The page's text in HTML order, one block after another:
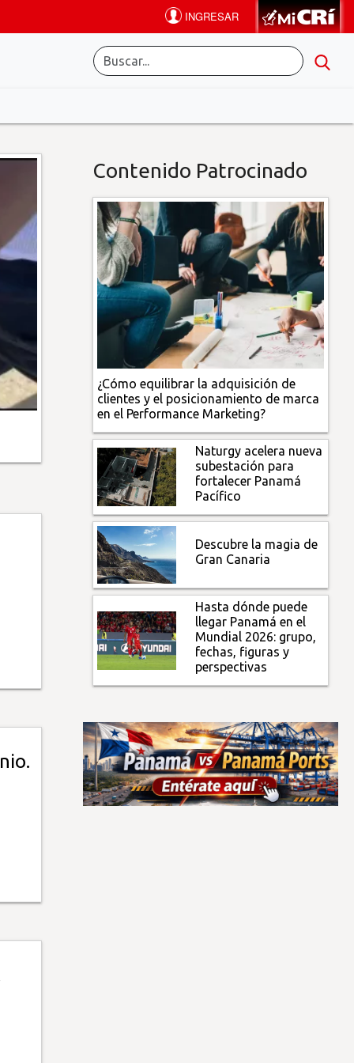
Contenido Patrocinado
¿Cómo equilibrar la adquisición de
clientes y el posicionamiento de marca
en el Performance Marketing?
Naturgy acelera nueva
subestación para
fortalecer Panamá
Pacífico
Descubre la magia de
Gran Canaria
Hasta dónde puede
llegar Panamá en el
Mundial 2026: grupo,
fechas, figuras y
perspectivas